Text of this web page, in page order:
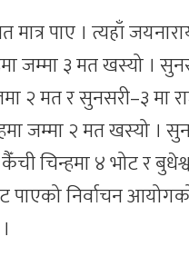
पाए । त्यहाँ
जम्मा ३ मत खस्यो ।
२ मत र सुनसरी–३ मा
जम्मा २ मत खस्यो ।
चिन्हमा ४ भोट र
पाएको निर्वाचन